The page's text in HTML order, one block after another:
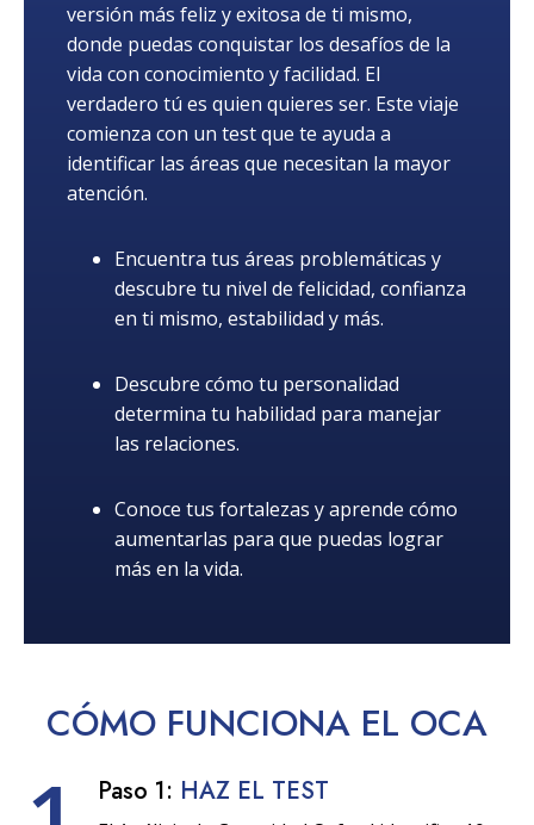
versión más feliz y exitosa de ti mismo,
donde puedas conquistar los desafíos de la
vida con conocimiento y facilidad. El
verdadero tú es quien quieres ser. Este viaje
comienza con un test que te ayuda a
identificar las áreas que necesitan la mayor
atención.
Encuentra tus áreas problemáticas y
descubre tu nivel de felicidad, confianza
en ti mismo, estabilidad y más.
Descubre cómo tu personalidad
determina tu habilidad para manejar
las relaciones.
Conoce tus fortalezas y aprende cómo
aumentarlas para que puedas lograr
más en la vida.
CÓMO FUNCIONA EL OCA
Paso 1: HAZ EL TEST